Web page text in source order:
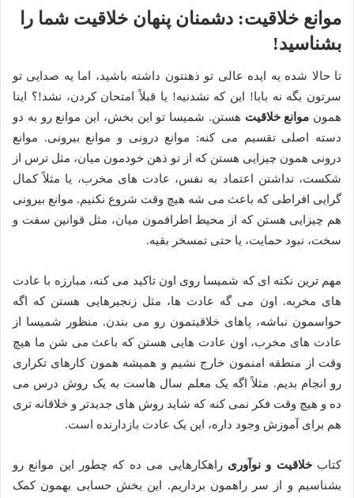
موانع خلاقیت: دشمنان پنهان خلاقیت شما را
بشناسید!
تا حالا شده یه ایده عالی تو ذهنتون داشته باشید، اما یه صدایی تو
سرتون بگه نه بابا! این که نشدنیه! یا قبلاً امتحان کردن، نشد!؟ اینا
همون موانع خلاقیت هستن. شمیسا تو این بخش، این موانع رو به دو
دسته اصلی تقسیم می کنه: موانع درونی و موانع بیرونی. موانع
درونی همون چیزایی هستن که از تو ذهن خودمون میان، مثل ترس از
شکست، نداشتن اعتماد به نفس، عادت های مخرب، یا مثلاً کمال
گرایی افراطی که باعث می شه هیچ وقت شروع نکنیم. موانع بیرونی
هم چیزایی هستن که از محیط اطرافمون میان، مثل قوانین سفت و
سخت، نبود حمایت، یا حتی تمسخر بقیه.
مهم ترین نکته ای که شمیسا روی اون تاکید می کنه، مبارزه با عادت
های مخربه. اون می گه عادت ها، مثل زنجیرهایی هستن که اگه
حواسمون نباشه، پاهای خلاقیتمون رو می بندن. منظور شمیسا از
عادت های مخرب، اون عادت هایی هستن که باعث می شن ما هیچ
وقت از منطقه امنمون خارج نشیم و همیشه همون کارهای تکراری
رو انجام بدیم. مثلاً اگه یک معلم سال هاست به یک روش درس می
ده و هیچ وقت فکر نمی کنه که شاید روش های جدیدتر و خلاقانه تری
هم برای آموزش وجود داره، این یک عادت بازدارنده است.
کتابخلاقیت و نوآوری راهکارهایی می ده که چطور این موانع رو
بشناسیم و از سر راهمون برداریم. این بخش حسابی بهمون کمک